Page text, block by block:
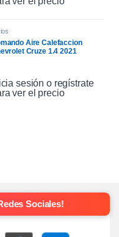
Aire Calefaccion
Cruze 1.4 2021
sesión o regístrate
ver el precio
Sociales!